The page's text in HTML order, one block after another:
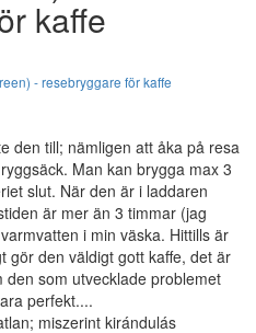
kaffe
- resebryggare för kaffe
den till; nämligen att åka på resa
Man kan brygga max 3
slut. När den är i laddaren
är mer än 3 timmar (jag
i min väska. Hittills är
gör den väldigt gott kaffe, det är
som utvecklade problemet
perfekt....
miszerint kirándulás